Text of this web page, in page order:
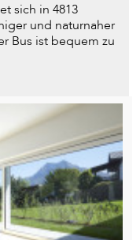
sich in 4813
und naturnaher
Bus ist bequem zu